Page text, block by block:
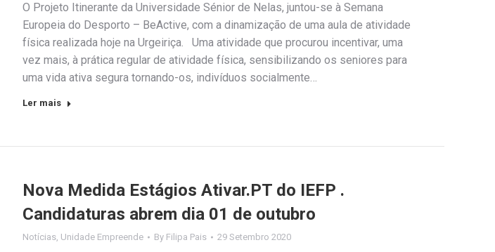
O Projeto Itinerante da Universidade Sénior de Nelas, juntou-se à Semana
Europeia do Desporto – BeActive, com a dinamização de uma aula de atividade
física realizada hoje na Urgeiriça. Uma atividade que procurou incentivar, uma
vez mais, à prática regular de atividade física, sensibilizando os seniores para
uma vida ativa segura tornando-os, indivíduos socialmente…
Ler mais
Nova Medida Estágios Ativar.PT do IEFP .
Candidaturas abrem dia 01 de outubro
Notícias, Unidade Empreende By Filipa Pais 29 Setembro 2020